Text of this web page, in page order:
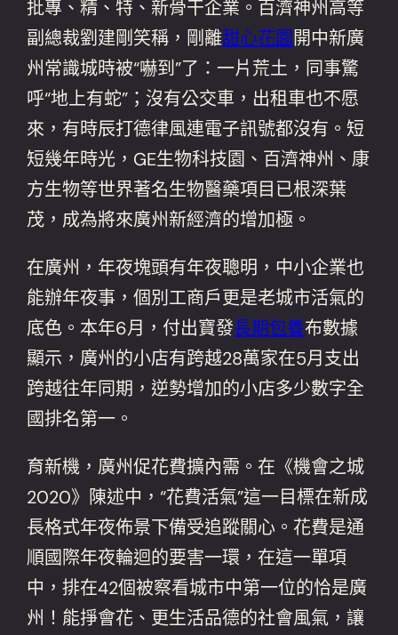
批專、精、特、新骨干企業。百濟神州高等
副總裁劉建剛笑稱，剛離甜心花園 開中新廣
州常識城時被“嚇到”了：一片荒土，同事驚
呼“地上有蛇”；沒有公交車，出租車也不愿
來，有時辰打德律風連電子訊號都沒有。短
短幾年時光，GE生物科技園、百濟神州、康
方生物等世界著名生物醫藥項目已根深葉
茂，成為將來廣州新經濟的增加極。
在廣州，年夜塊頭有年夜聰明，中小企業也
能辦年夜事，個別工商戶更是老城市活氣的
底色。本年6月，付出寶發長期包養布數據
顯示，廣州的小店有跨越28萬家在5月支出
跨越往年同期，逆勢增加的小店多少數字全
國排名第一。
育新機，廣州促花費擴內需。在《機會之城
2020》陳述中，“花費活氣”這一目標在新成
長格式年夜佈景下備受追蹤關心。花費是通
順國際年夜輪迴的要害一環，在這一單項
中，排在42個被察看城市中第一位的恰是廣
州！能掙會花、更生活品德的社會風氣，讓